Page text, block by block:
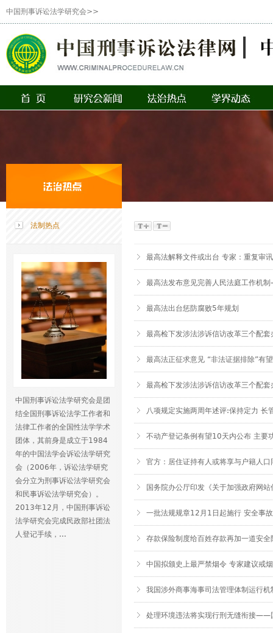
中国刑事诉讼法学研究会>>
法制热点
中国刑事诉讼法学研究会是团
结全国刑事诉讼法学工作者和
法律工作者的全国性法学学术
团体，其前身是成立于1984
年的中国法学会诉讼法学研究
会（2006年，诉讼法学研究
会分立为刑事诉讼法学研究会
和民事诉讼法学研究会）。
2013年12月，中国刑事诉讼
法学研究会完成民政部社团法
人登记手续，...
最高法解释文件或出台 专家：重复审
最高法发布意见完善人民法庭工作机
最高法出台惩防腐败5年规划
最高检下发涉法涉诉信访改革三个配
最高法正征求意见 “非法证据排除”有
最高检下发涉法涉诉信访改革三个配
八项规定实施两周年述评:保持定力 长
不动产登记条例有望10天内公布 主要
官方：居住证持有人或将享与户籍人口
国务院办公厅印发《关于加强政府网
一批法规规章12月1日起施行 安全事
存款保险制度给百姓存款再加一道安全
中国拟颁史上最严禁烟令 专家建议戒
我国涉外商事海事司法管理体制运行
处理环境违法将实现行刑无缝衔接——